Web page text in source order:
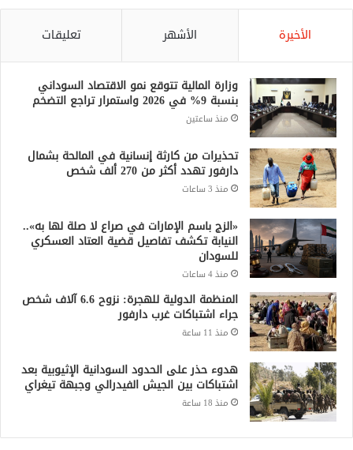
الأخيرة الأشهر تعليقات
وزارة المالية تتوقع نمو الاقتصاد السوداني
بنسبة 9% في 2026 واستمرار تراجع التضخم
منذ ساعتين
تحذيرات من كارثة إنسانية في المالحة بشمال
دارفور تهدد أكثر من 270 ألف شخص
منذ 3 ساعات
«الزج باسم الإمارات في صراع لا صلة لها به»..
النيابة تكشف تفاصيل قضية العتاد العسكري
للسودان
منذ 4 ساعات
المنظمة الدولية للهجرة: نزوح 6.6 آلاف شخص
جراء اشتباكات غرب دارفور
منذ 11 ساعة
هدوء حذر على الحدود السودانية الإثيوبية بعد
اشتباكات بين الجيش الفيدرالي وجبهة تيغراي
منذ 18 ساعة